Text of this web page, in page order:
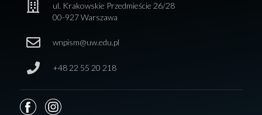
ul. Krakowskie Przedmieście 26/28
00-927 Warszawa
wnpism@uw.edu.pl
+48 22 55 20 218